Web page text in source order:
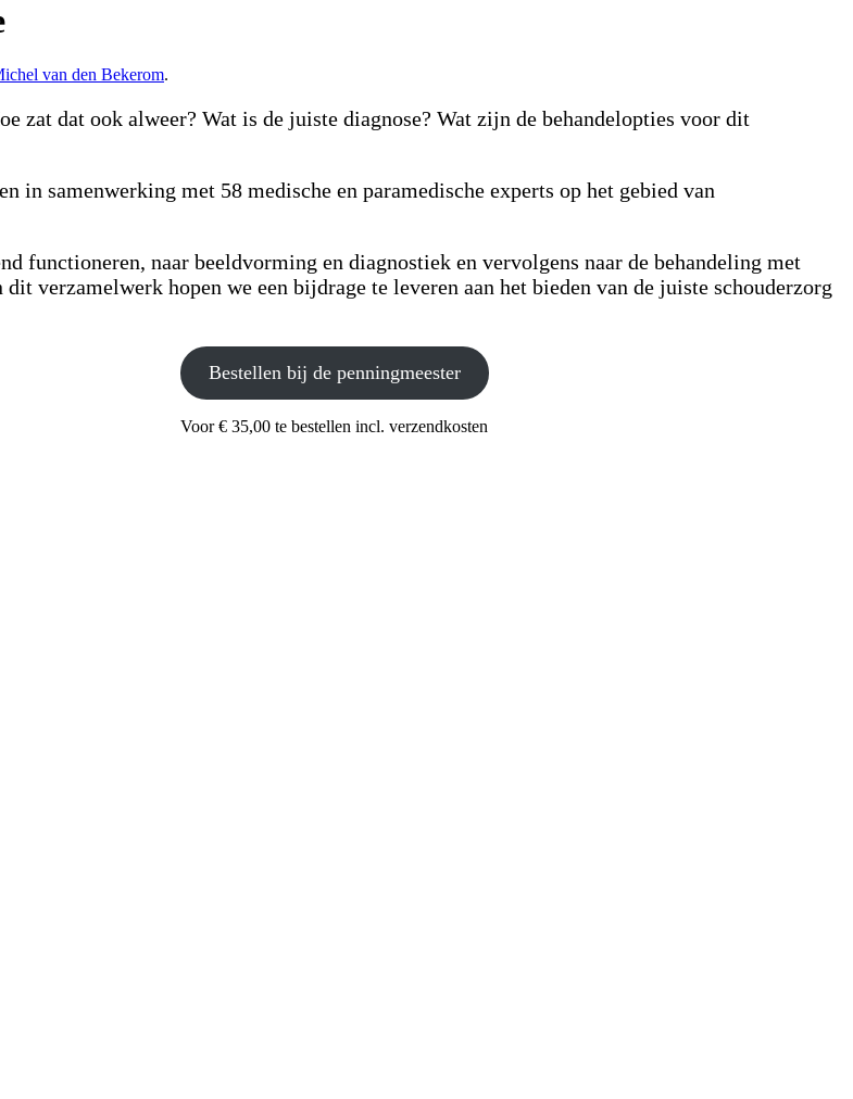
van den Bekerom.
zat dat ook alweer? Wat is de juiste diagnose? Wat zijn de behandelopties voor dit
in samenwerking met 58 medische en paramedische experts op het gebied van
functioneren, naar beeldvorming en diagnostiek en vervolgens naar de behandeling met
verzamelwerk hopen we een bijdrage te leveren aan het bieden van de juiste schouderzorg
Bestellen bij de penningmeester
Voor € 35,00 te bestellen incl. verzendkosten